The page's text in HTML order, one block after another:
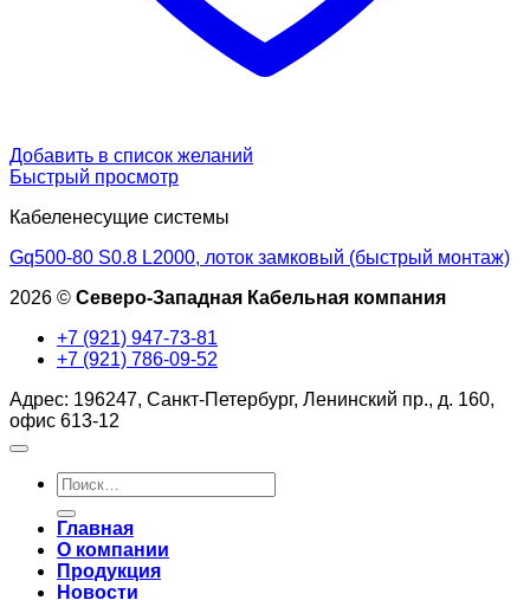
Добавить в список желаний
Быстрый просмотр
Кабеленесущие системы
Gq500-80 S0.8 L2000, лоток замковый (быстрый монтаж)
2026 © Северо-Западная Кабельная компания
+7 (921) 947-73-81
+7 (921) 786-09-52
Адрес: 196247, Санкт-Петербург, Ленинский пр., д. 160,
офис 613-12
Искать:
Главная
О компании
Продукция
Новости